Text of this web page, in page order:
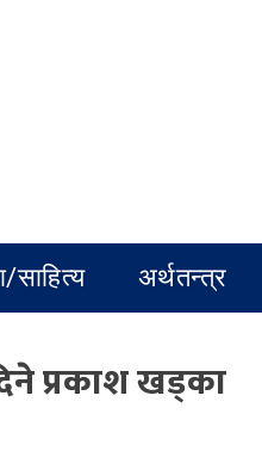
साहित्य अर्थतन्त्र
प्रकाश खड्का